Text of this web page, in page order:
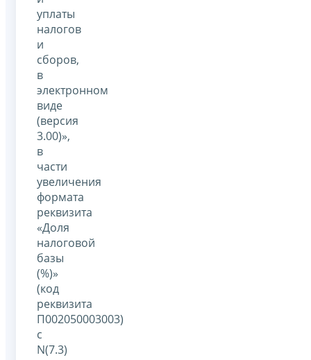
уплаты
налогов
и
сборов,
в
электронном
виде
(версия
3.00)»,
в
части
увеличения
формата
реквизита
«Доля
налоговой
базы
(%)»
(код
реквизита
П002050003003)
с
N(7.3)